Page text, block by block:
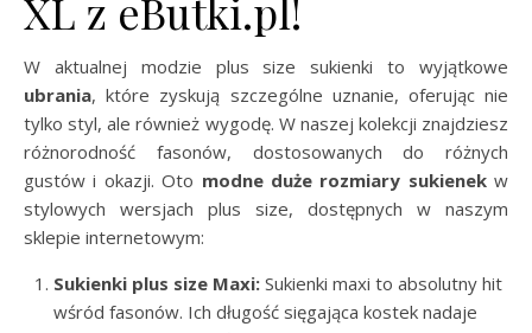
XL z eButki.pl!
W aktualnej modzie plus size sukienki to wyjątkowe
ubrania, które zyskują szczególne uznanie, oferując nie
tylko styl, ale również wygodę. W naszej kolekcji znajdziesz
różnorodność fasonów, dostosowanych do różnych
gustów i okazji. Oto modne duże rozmiary sukienekw
stylowych wersjach plus size, dostępnych w naszym
sklepie internetowym:
Sukienki plus size Maxi: Sukienki maxi to absolutny hit
wśród fasonów. Ich długość sięgająca kostek nadaje